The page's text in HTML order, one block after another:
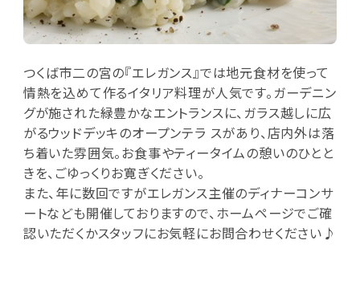
つくば市二の宮の『エレガンス』では地元食材を使って
情熱を込めて作るイタリア料理が人気です。ガーデニン
グが施された緑豊かなエントランスに、ガラス越しに広
がるウッドデッキのオープンテラ スがあり、店内外は落
ち着いた雰囲気。お食事やティータイムの憩いのひとと
きを、ごゆっくりお寛ぎください。
また、年に数回ですがエレガンス主催のディナーコンサ
ートなども開催しておりますので、ホームページでご確
認いただくかスタッフにお気軽にお問合わせください♪